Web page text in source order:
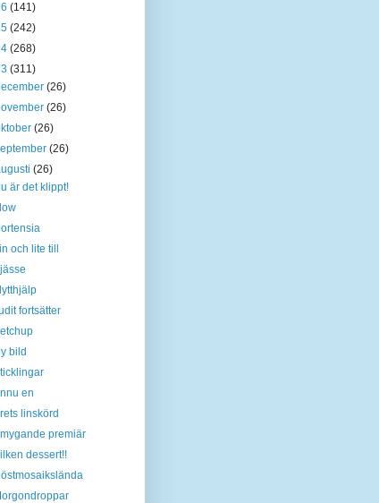
(141)
(242)
(268)
(311)
(26)
(26)
(26)
(26)
(26)
är det klippt!
och lite till
fortsätter
bild
en
linskörd
premiär
dessert!!